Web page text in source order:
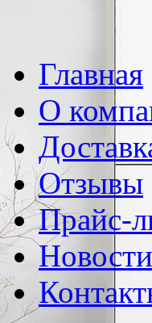
Главная
О
Отзывы
Прайс-
Новости